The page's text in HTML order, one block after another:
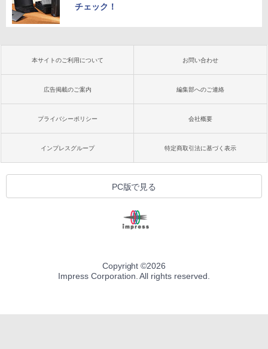
チェック！
本サイトのご利用について お問い合わせ
広告掲載のご案内 編集部へのご連絡
プライバシーポリシー 会社概要
インプレスグループ 特定商取引法に基づく表示
PC版で見る
Copyright ©2026
Impress Corporation. All rights reserved.